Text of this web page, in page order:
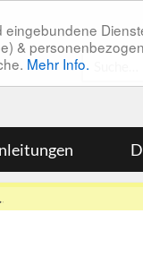
eingebundene
&
Mehr Info.